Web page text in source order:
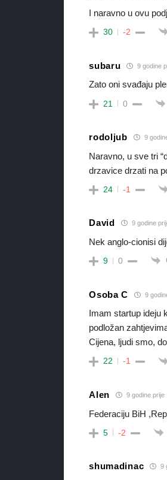
I naravno u ovu
30 -2
subaru 9 godine
Zato oni svađaju
21 0
rodoljub 9
Naravno, u sve tri
drzavice drzati na
24 -1
David 9 godine
Nek anglo-cionisi
9 0
Osoba C 9
Imam startup ideju
podložan
Cijena, ljudi smo,
22 -1
Alen 9 godine prije
Federaciju BiH
5 -2
shumadinac 9